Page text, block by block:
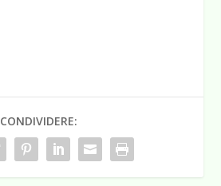
CONDIVIDERE: